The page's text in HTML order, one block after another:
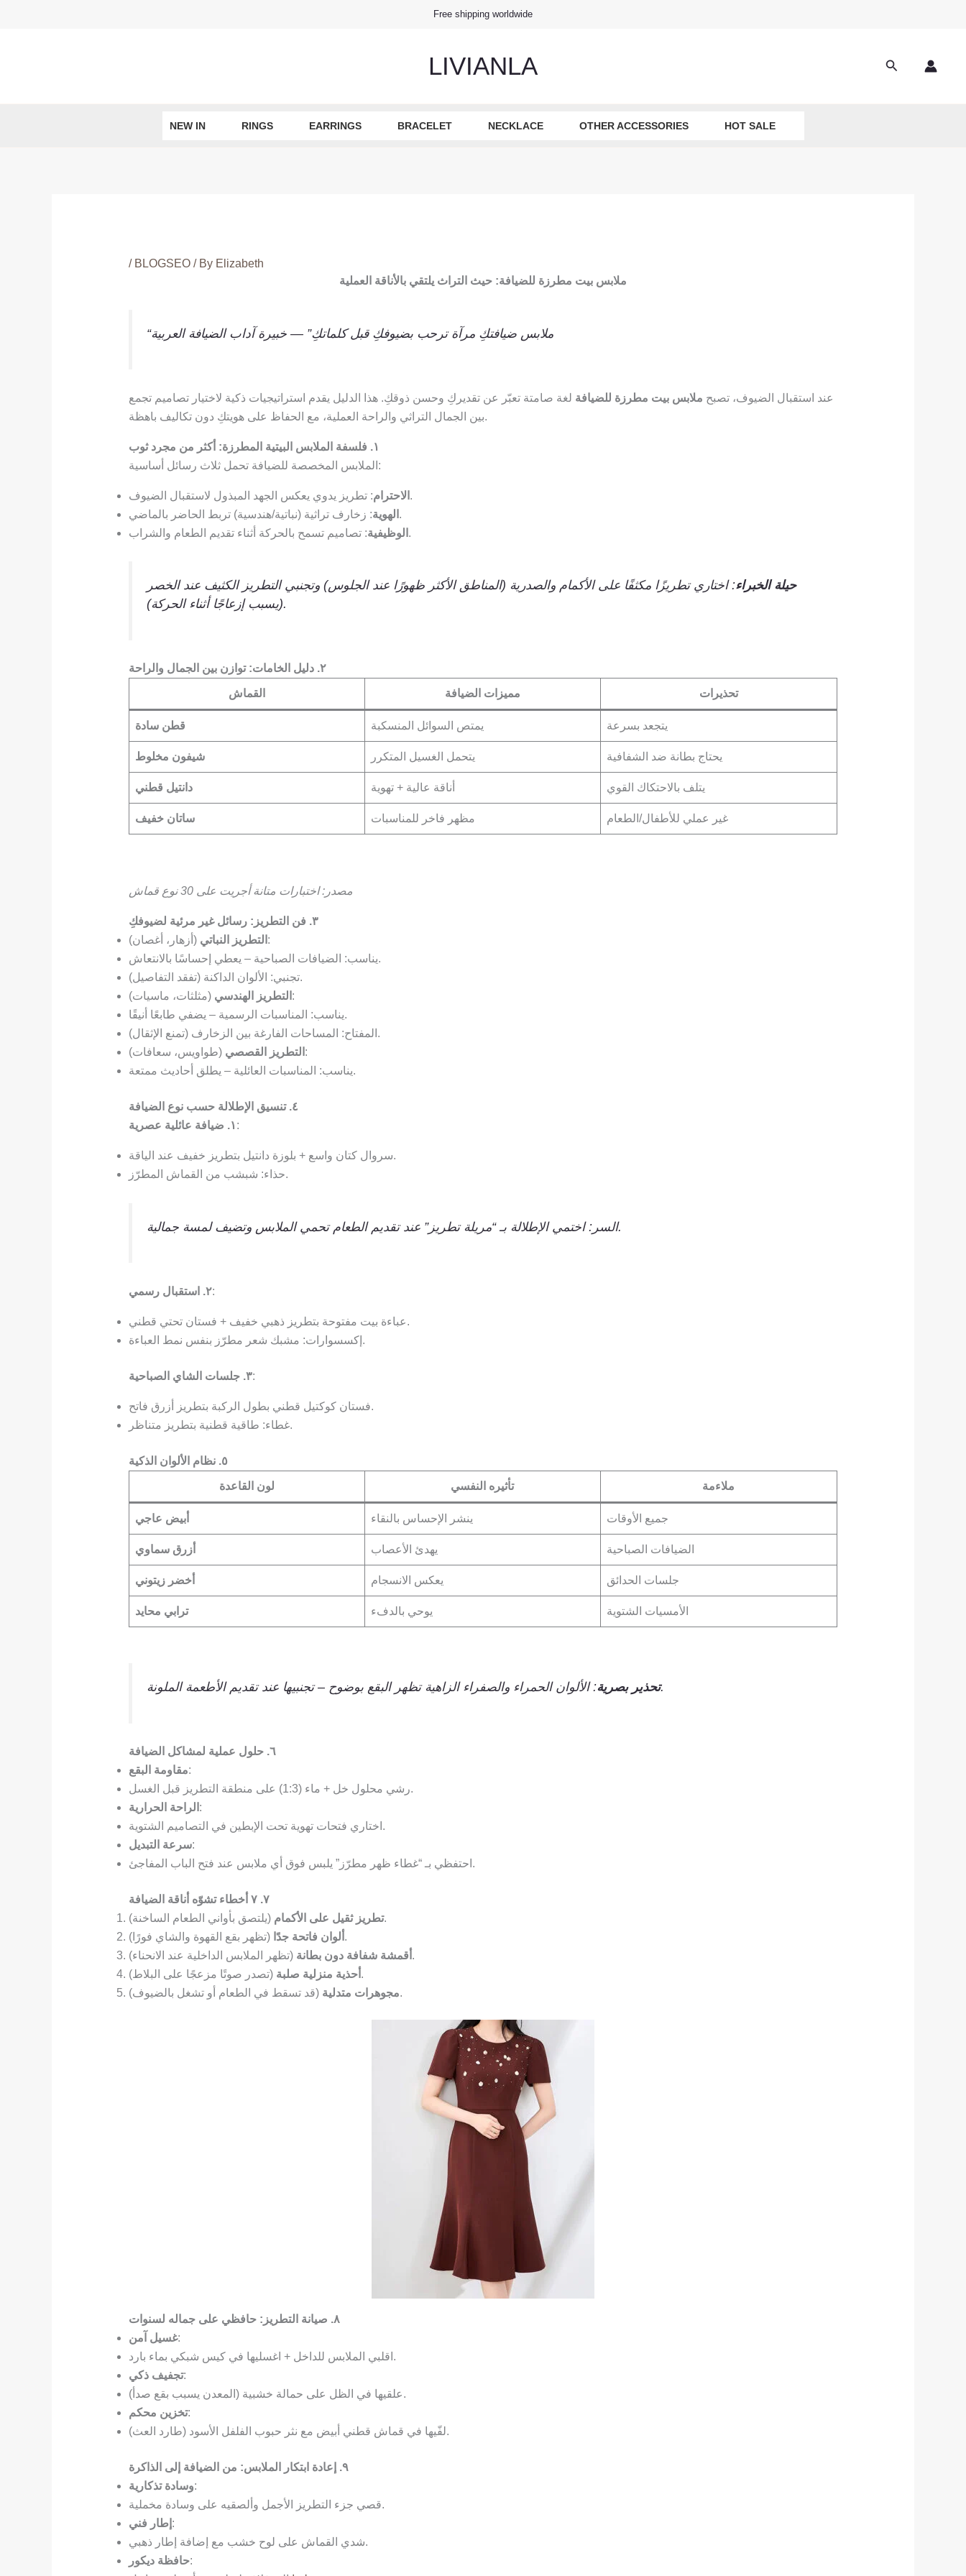
Free shipping worldwide
LIVIANLA Search
NEW IN RINGS EARRINGS BRACELET NECKLACE OTHER ACCESSORIES HOT SALE
/ BLOGSEO/ By Elizabeth
ملابس بيت مطرزة للضيافة: حيث التراث يلتقي بالأناقة العملية
“ملابس ضيافتكِ مرآة ترحب بضيوفكِ قبل كلماتكِ” —خبيرة آداب الضيافة العربية
عند استقبال الضيوف، تصبح ملابس بيت مطرزة للضيافة لغة صامتة تعبّر عن تقديركِ وحسن ذوقكِ. هذا الدليل يقدم استراتيجيات ذكية لاختيار تصاميم تجمع
بين الجمال التراثي والراحة العملية، مع الحفاظ على هويتكِ دون تكاليف باهظة.
١. فلسفة الملابس البيتية المطرزة: أكثر من مجرد ثوب
الملابس المخصصة للضيافة تحمل ثلاث رسائل أساسية:
الاحترام : تطريز يدوي يعكس الجهد المبذول لاستقبال الضيوف.
الهوية : زخارف تراثية (نباتية/هندسية) تربط الحاضر بالماضي.
الوظيفية : تصاميم تسمح بالحركة أثناء تقديم الطعام والشراب.
حيلة الخبراء: اختاري تطريزًا مكثفًا على الأكمام والصدرية (المناطق الأكثر ظهورًا عند الجلوس) وتجنبي التطريز الكثيف عند الخصر
(يسبب إزعاجًا أثناء الحركة).
٢. دليل الخامات: توازن بين الجمال والراحة
القماش مميزات الضيافة تحذيرات
قطن سادة يمتص السوائل المنسكبة يتجعد بسرعة
شيفون مخلوط يتحمل الغسيل المتكرر يحتاج بطانة ضد الشفافية
دانتيل قطني أناقة عالية + تهوية يتلف بالاحتكاك القوي
ساتان خفيف مظهر فاخر للمناسبات غير عملي للأطفال/الطعام
مصدر: اختبارات متانة أجريت على 30 نوع قماش
٣. فن التطريز: رسائل غير مرئية لضيوفكِ
التطريز النباتي (أزهار، أغصان):
يناسب: الضيافات الصباحية – يعطي إحساسًا بالانتعاش.
تجنبي: الألوان الداكنة (تفقد التفاصيل).
التطريز الهندسي (مثلثات، ماسيات):
يناسب: المناسبات الرسمية – يضفي طابعًا أنيقًا.
المفتاح: المساحات الفارغة بين الزخارف (تمنع الإثقال).
التطريز القصصي (طواويس، سعافات):
يناسب: المناسبات العائلية – يطلق أحاديث ممتعة.
٤. تنسيق الإطلالة حسب نوع الضيافة
١. ضيافة عائلية عصرية :
سروال كتان واسع + بلوزة دانتيل بتطريز خفيف عند الياقة.
حذاء: شبشب من القماش المطرّز.
السر: اختمي الإطلالة بـ “مريلة تطريز” عند تقديم الطعام تحمي الملابس وتضيف لمسة جمالية.
٢. استقبال رسمي:
عباءة بيت مفتوحة بتطريز ذهبي خفيف + فستان تحتي قطني.
إكسسوارات: مشبك شعر مطرّز بنفس نمط العباءة.
٣. جلسات الشاي الصباحية:
فستان كوكتيل قطني بطول الركبة بتطريز أزرق فاتح.
غطاء: طاقية قطنية بتطريز متناظر.
٥. نظام الألوان الذكية
لون القاعدة تأثيره النفسي ملاءمة
أبيض عاجي ينشر الإحساس بالنقاء جميع الأوقات
أزرق سماوي يهدئ الأعصاب الضيافات الصباحية
أخضر زيتوني يعكس الانسجام جلسات الحدائق
ترابي محايد يوحي بالدفء الأمسيات الشتوية
تحذير بصرية: الألوان الحمراء والصفراء الزاهية تظهر البقع بوضوح – تجنبيها عند تقديم الأطعمة الملونة.
٦. حلول عملية لمشاكل الضيافة
مقاومة البقع:
رشي محلول خل + ماء (1:3) على منطقة التطريز قبل الغسل.
الراحة الحرارية :
اختاري فتحات تهوية تحت الإبطين في التصاميم الشتوية.
سرعة التبديل:
احتفظي بـ “غطاء ظهر مطرّز” يلبس فوق أي ملابس عند فتح الباب المفاجئ.
٧. ٧ أخطاء تشوّه أناقة الضيافة
تطريز ثقيل على الأكمام(يلتصق بأواني الطعام الساخنة).
ألوان فاتحة جدًا (تظهر بقع القهوة والشاي فورًا).
أقمشة شفافة دون بطانة (تظهر الملابس الداخلية عند الانحناء).
أحذية منزلية صلبة (تصدر صوتًا مزعجًا على البلاط).
مجوهرات متدلية(قد تسقط في الطعام أو تشغل بالضيوف).
٨. صيانة التطريز: حافظي على جماله لسنوات
غسيل آمن:
اقلبي الملابس للداخل + اغسليها في كيس شبكي بماء بارد.
تجفيف ذكي:
علقيها في الظل على حمالة خشبية (المعدن يسبب بقع صدأ).
تخزين محكم:
لفّيها في قماش قطني أبيض مع نثر حبوب الفلفل الأسود (طارد العث).
٩. إعادة ابتكار الملابس: من الضيافة إلى الذاكرة
وسادة تذكارية:
قصي جزء التطريز الأجمل وألصقيه على وسادة مخملية.
إطار فني :
شدي القماش على لوح خشب مع إضافة إطار ذهبي.
حافظة ديكور: